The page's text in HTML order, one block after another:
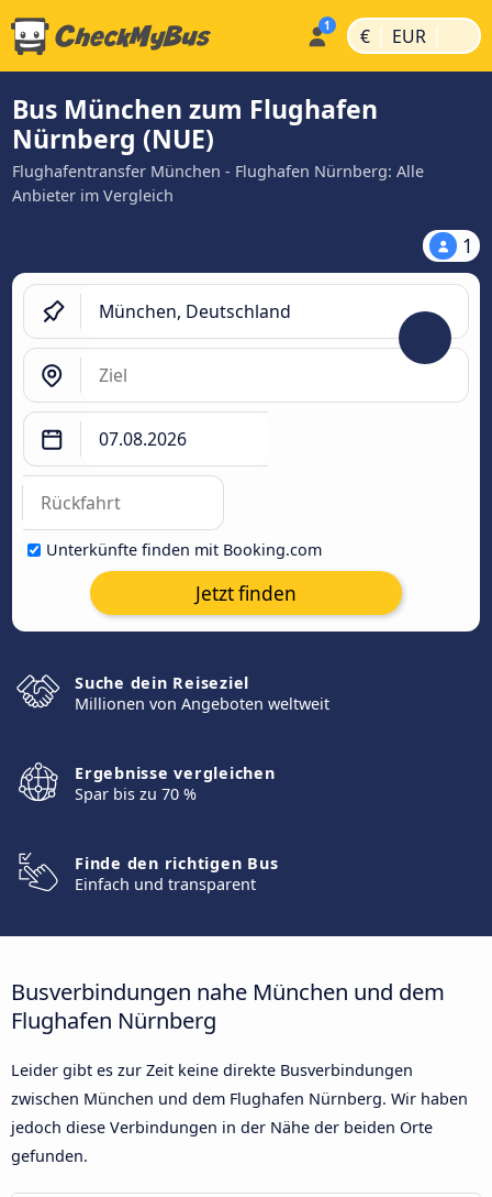
€ | EUR |
Bus München zum Flughafen
Nürnberg (NUE)
Flughafentransfer München - Flughafen Nürnberg: Alle
Anbieter im Vergleich
1
Unterkünfte finden mit Booking.com
Jetzt finden
Suche dein Reiseziel
Millionen von Angeboten weltweit
Ergebnisse vergleichen
Spar bis zu 70 %
Finde den richtigen Bus
Einfach und transparent
Busverbindungen nahe München und dem
Flughafen Nürnberg
Leider gibt es zur Zeit keine direkte Busverbindungen
zwischen München und dem Flughafen Nürnberg. Wir haben
jedoch diese Verbindungen in der Nähe der beiden Orte
gefunden.